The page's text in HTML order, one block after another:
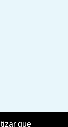
que